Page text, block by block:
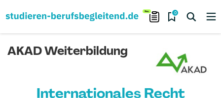
0
AKAD Weiterbildung
Internationales Recht